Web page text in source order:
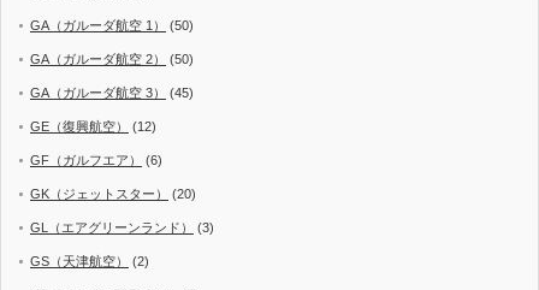
GA（ガルーダ航空 1） (50)
GA（ガルーダ航空 2） (50)
GA（ガルーダ航空 3） (45)
GE（復興航空） (12)
GF（ガルフエア） (6)
GK（ジェットスター） (20)
GL（エアグリーンランド） (3)
GS（天津航空） (2)